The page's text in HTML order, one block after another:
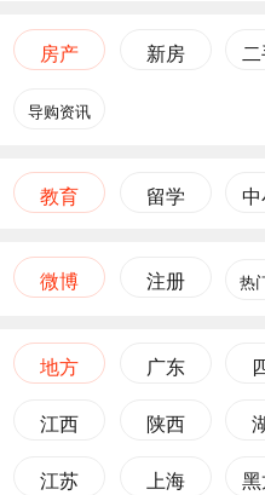
房产 新房
导购资讯
教育 留学
微博 注册 热
地方 广东
江西 陕西
江苏 上海